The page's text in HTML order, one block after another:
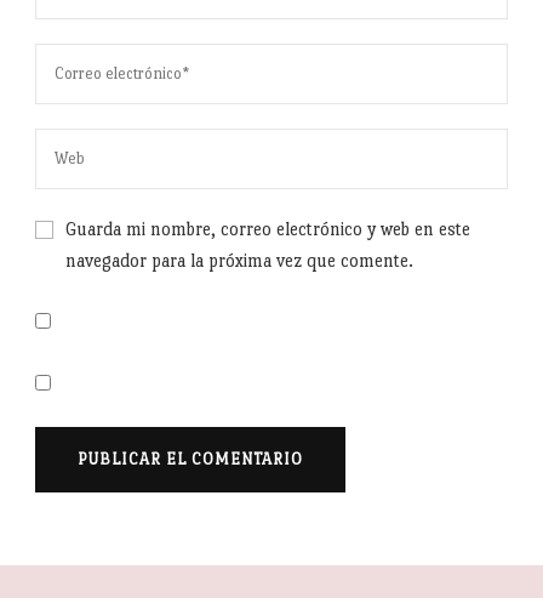
Guarda mi nombre, correo electrónico y web en este
navegador para la próxima vez que comente.